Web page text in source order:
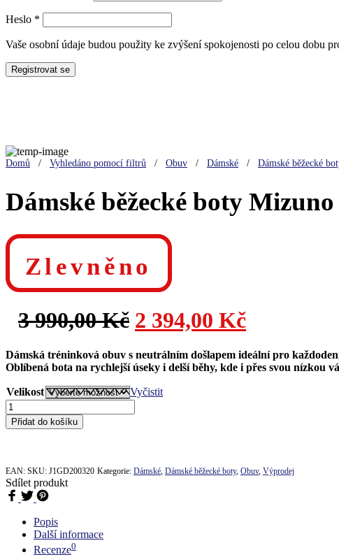
Heslo *
Vaše osobní údaje budou použity ke zvýšení spokojenosti po celou dobu
Registrovat se
Domů / Vyhledáno pomocí filtrů / Obuv / Dámské / Dámské běžecké
Dámské běžecké boty
Zlevněno
3 990,00Kč Původní
cena
byla:
3
2 394,00 KčAktuální
cena
Dámská tréninková obuv s neutrálním došlapem ideální pro
Oblíbená bota na rychlejší úseky i delší běhy, kde i přes svou nízkou
Velikost
Vyčistit
Dámské
běžecké
boty
rider
24
J1GD200320
množství
Přidat do košíku
EAN: SKU: J1GD200320 Kategorie: Dámské, Dámské běžecké boty, Obuv, Výprodej
Sdílet produkt
Popis
Další informace
Recenze0